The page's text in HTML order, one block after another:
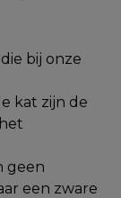
bij onze
kat zijn de
geen
een zware